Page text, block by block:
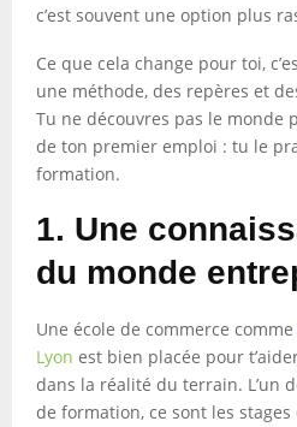
c’est souvent une option plus
Ce que cela change pour toi,
une méthode, des repères et
Tu ne découvres pas le monde
de ton premier emploi : tu le
formation.
1. Une
du monde
Une école de commerce comme
Lyon est bien placée pour
dans la réalité du terrain. L’un
de formation, ce sont les